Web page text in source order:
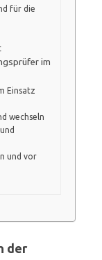
für die
im
Einsatz
wechseln
und vor
der